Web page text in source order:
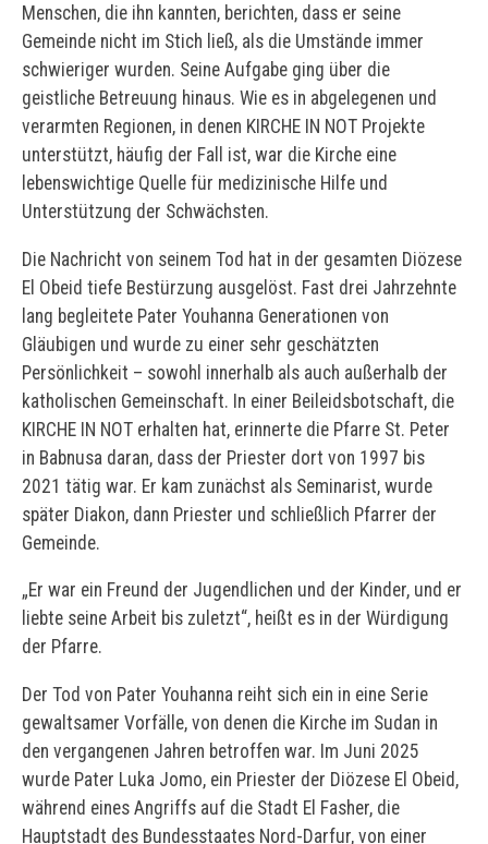
Menschen, die ihn kannten, berichten, dass er seine
Gemeinde nicht im Stich ließ, als die Umstände immer
schwieriger wurden. Seine Aufgabe ging über die
geistliche Betreuung hinaus. Wie es in abgelegenen und
verarmten Regionen, in denen KIRCHE IN NOT Projekte
unterstützt, häufig der Fall ist, war die Kirche eine
lebenswichtige Quelle für medizinische Hilfe und
Unterstützung der Schwächsten.
Die Nachricht von seinem Tod hat in der gesamten Diözese
El Obeid tiefe Bestürzung ausgelöst. Fast drei Jahrzehnte
lang begleitete Pater Youhanna Generationen von
Gläubigen und wurde zu einer sehr geschätzten
Persönlichkeit – sowohl innerhalb als auch außerhalb der
katholischen Gemeinschaft. In einer Beileidsbotschaft, die
KIRCHE IN NOT erhalten hat, erinnerte die Pfarre St. Peter
in Babnusa daran, dass der Priester dort von 1997 bis
2021 tätig war. Er kam zunächst als Seminarist, wurde
später Diakon, dann Priester und schließlich Pfarrer der
Gemeinde.
„Er war ein Freund der Jugendlichen und der Kinder, und er
liebte seine Arbeit bis zuletzt“, heißt es in der Würdigung
der Pfarre.
Der Tod von Pater Youhanna reiht sich ein in eine Serie
gewaltsamer Vorfälle, von denen die Kirche im Sudan in
den vergangenen Jahren betroffen war. Im Juni 2025
wurde Pater Luka Jomo, ein Priester der Diözese El Obeid,
während eines Angriffs auf die Stadt El Fasher, die
Hauptstadt des Bundesstaates Nord-Darfur, von einer